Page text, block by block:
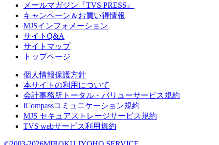
メールマガジン『TVS PRESS』
キャンペーン＆お買い得情報
MJSインフォメーション
サイトQ&A
サイトマップ
トップページ
個人情報保護方針
本サイトの利用について
会計事務所トータル・バリューサービス規約
iCompassコミュニケーション規約
MJS セキュアストレージサービス規約
TVS webサービス利用規約